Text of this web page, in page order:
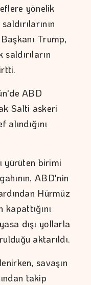
yönelik
Trump,
ABD
Salti askeri
yürüten birimi
ABD'nin
Hürmüz
dışı yollarla
aktarıldı.
savaşın
takip